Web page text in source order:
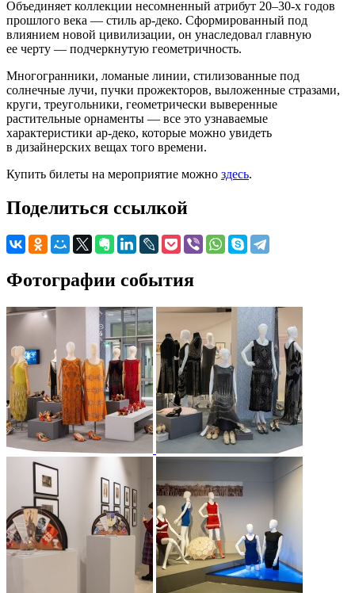
Объединяет коллекции несомненный атрибут 20–30-х годов
прошлого века — стиль ар-деко. Сформированный под
влиянием новой цивилизации, он унаследовал главную
ее черту — подчеркнутую геометричность.
Многогранники, ломаные линии, стилизованные под
солнечные лучи, пучки прожекторов, выложенные стразами,
круги, треугольники, геометрически выверенные
растительные орнаменты — все это узнаваемые
характеристики ар-деко, которые можно увидеть
в дизайнерских вещах того времени.
Купить билеты на мероприятие можно здесь.
Поделиться ссылкой
Фотографии события